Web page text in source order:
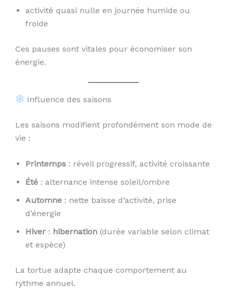
activité quasi nulle en journée humide ou
froide
Ces pauses sont vitales pour économiser son
énergie.
Influence des saisons
Les saisons modifient profondément son mode de
vie :
Printemps : réveil progressif, activité croissante
Été : alternance intense soleil/ombre
Automne : nette baisse d’activité, prise
d’énergie
Hiver : hibernation (durée variable selon climat
et espèce)
La tortue adapte chaque comportement au
rythme annuel.